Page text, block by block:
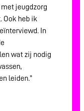
jeugdzorg
Ook heb ik
In
wat zij nodig
leiden.”